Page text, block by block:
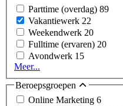
Parttime (overdag) 89
Vakantiewerk 22
Weekendwerk 20
Fulltime (ervaren) 20
Avondwerk 15
Meer...
Beroepsgroepen
Online Marketing 6